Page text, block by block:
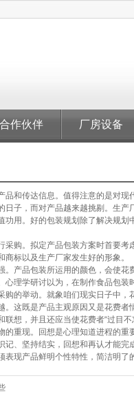
合作伙伴 厂房设备
和传达信息。值得注意的是对现
子，而对产品越来越挑剔。生
功用。好的包装规划除了解决规
购。拟定产品包装方案时首要考
标以及生产厂家发生好的形象。
产品包装所运用的颜色，会使花
心理学研讨以为，在制作食品包
购的举动。就象咱们现实日子中
这既是产品主观原因又是花费者
，并且还应当使花费者“过目不
重现。回想是心理知道进程的重
、坚持结实，回想和再认才能完
现产品鲜明个性特性，简洁明了